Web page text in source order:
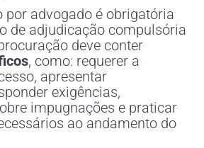
por advogado é obrigatória
de adjudicação compulsória
deve conter
, como: requerer a
apresentar
exigências,
impugnações e praticar
ao andamento do